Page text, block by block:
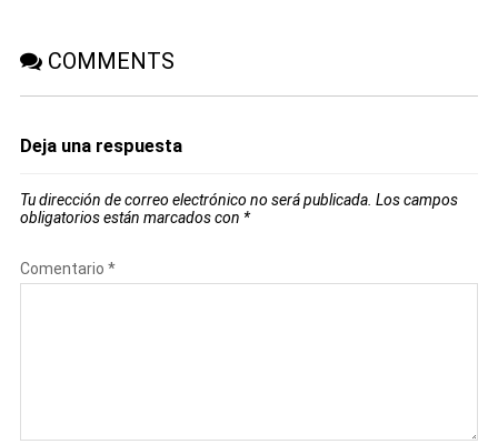
COMMENTS
Deja una respuesta
Tu dirección de correo electrónico no será publicada. Los campos
obligatorios están marcados con *
Comentario *